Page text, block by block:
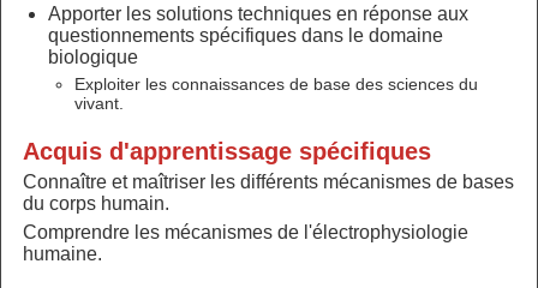
Apporter les solutions techniques en réponse aux
questionnements spécifiques dans le domaine
biologique
Exploiter les connaissances de base des sciences du
vivant.
Acquis d'apprentissage spécifiques
Connaître et maîtriser les différents mécanismes de bases
du corps humain.
Comprendre les mécanismes de l'électrophysiologie
humaine.